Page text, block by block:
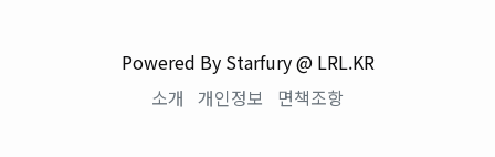
Powered By Starfury @ LRL.KR
소개 개인정보 면책조항